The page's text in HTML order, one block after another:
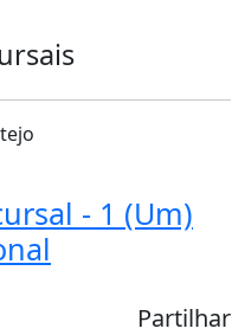
- 1 (Um)
Partilhar